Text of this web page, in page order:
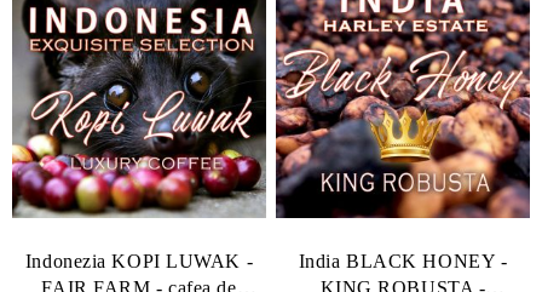
Indonezia KOPI LUWAK -
FAIR FARM - cafea de
India BLACK HONEY -
KING ROBUSTA -